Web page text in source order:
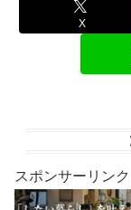
X
スポンサーリンク